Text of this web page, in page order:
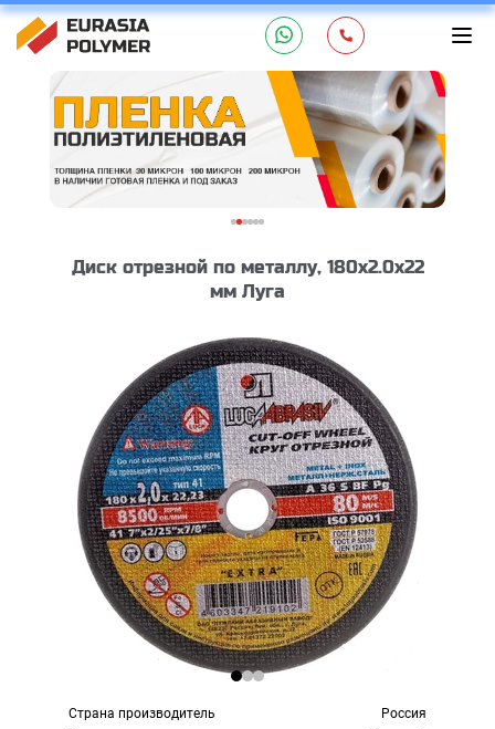
Диск отрезной по металлу, 180х2.0х22
мм Луга
Страна производитель
Россия